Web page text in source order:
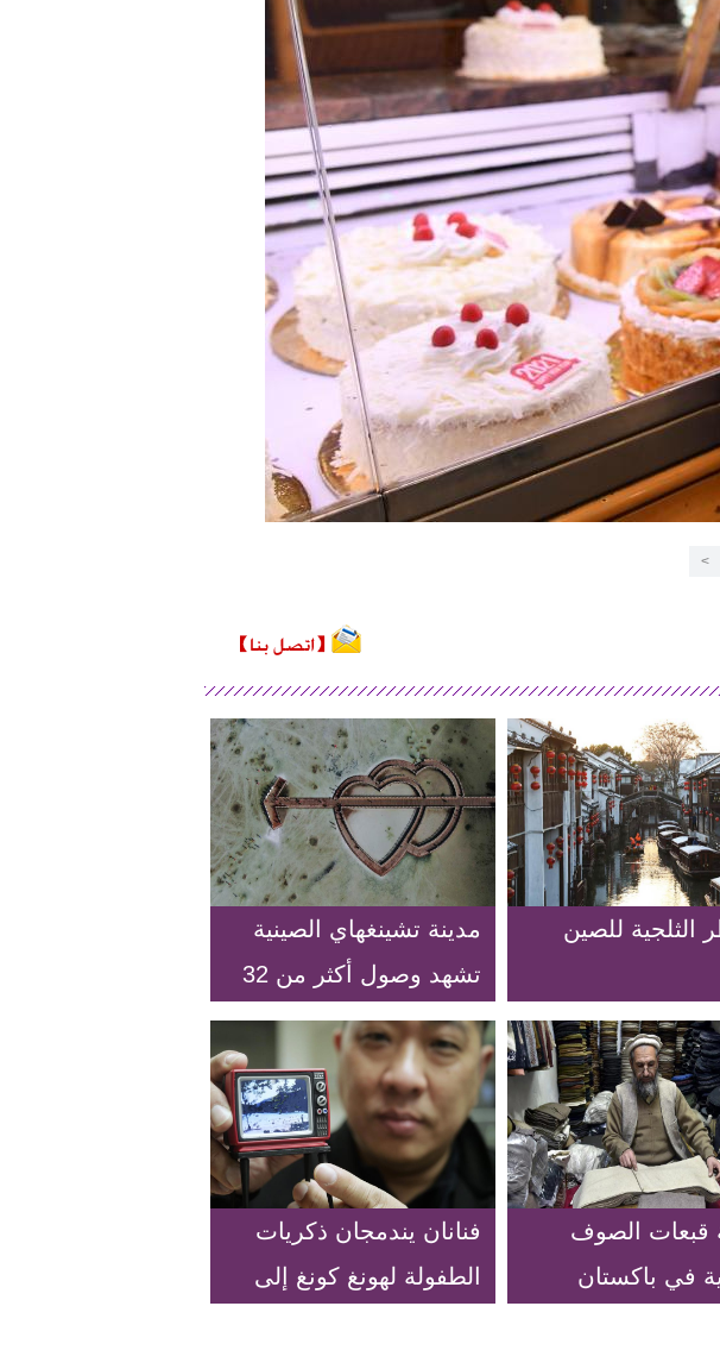
>
الثلجية للصين
مدينة تشينغهاي الصينية
تشهد وصول أكثر من 32
مليون سائح في الفترة
من يناير إلى نوفمبر في
عام 2020
قبعات الصوف
في باكستان
فنانان يندمجان ذكريات
الطفولة لهونغ كونغ إلى